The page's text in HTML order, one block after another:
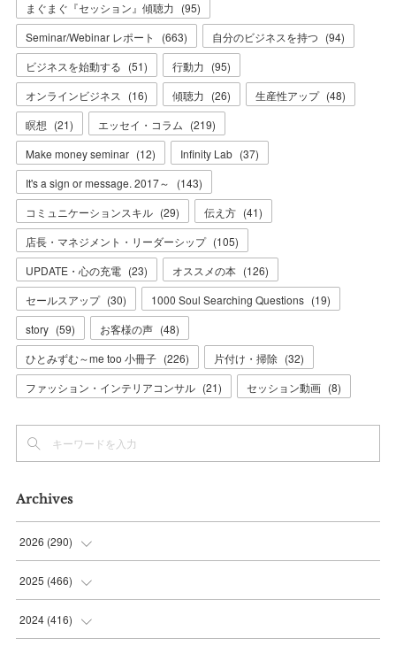
まぐまぐ『セッション』傾聴力 (95)
Seminar/Webinar レポート
(663) 自分のビジネスを持つ (94)
ビジネスを始動する (51) 行動力 (95)
オンラインビジネス
(16) 傾聴力 (26) 生産性アップ (48)
瞑想 (21) エッセイ・コラム (219)
Make money seminar (12) Infinity Lab (37)
It's a sign or message. 2017～
(143)
コミュニケーションスキル (29) 伝え方 (41)
店長・マネジメント・リーダーシップ (105)
UPDATE・心の充電 (23) オススメの本 (126)
セールスアップ (30) 1000 Soul Searching Questions (19)
story (59) お客様の声 (48)
ひとみずむ～me too 小冊子 (226) 片付け・掃除 (32)
ファッション・インテリアコンサル (21) セッション動画 (8)
Archives
2026 (290)
(11
(36
2025 (466)
(56
2024 (416)